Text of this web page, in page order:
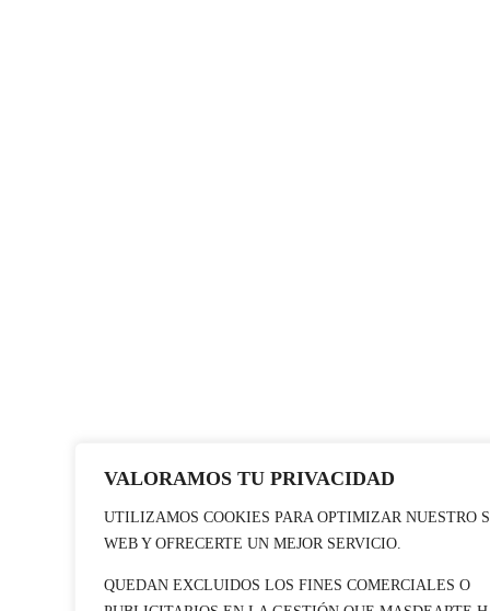
VALORAMOS TU PRIVACIDAD
UTILIZAMOS COOKIES PARA OPTIMIZAR NUESTRO
WEB Y OFRECERTE UN MEJOR SERVICIO.
QUEDAN EXCLUIDOS LOS FINES COMERCIALES O